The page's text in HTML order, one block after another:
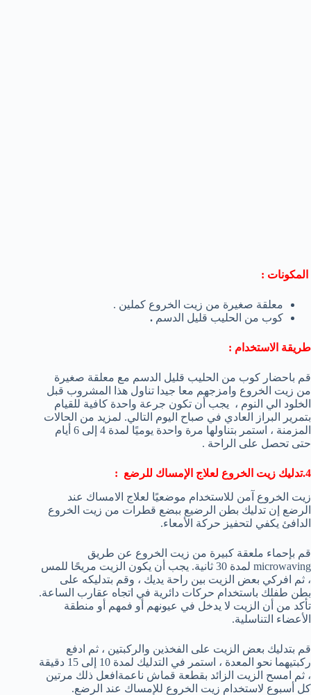
المكونات :
معلقة صغيرة من زيت الخروع كملين .
كوب من الحليب قليل الدسم .
طريقة الاستخدام :
قم باحضار كوب من الحليب قليل الدسم مع معلقة صغيرة
من زيت الخروع وامزجهم معا جيدا تناول هذا المشروب قبل
الخلود الي النوم ، يجب أن تكون جرعة واحدة كافية للقيام
بتمرير البراز العادي في صباح اليوم التالي. لمزيد من الحالات
المزمنة ، استمر بتناولها مرة واحدة يوميًا لمدة 4 إلى 6 أيام
حتى تحصل على الراحة .
4.تدليك زيت الخروع لعلاج الإمساك للرضع :
زيت الخروع آمن للاستخدام موضعيًا لعلاج الامساك عند
الرضع إن تدليك بطن الرضيع ببضع قطرات من زيت الخروع
الدافئ يكفي لتحفيز حركة الأمعاء.
قم بإحماء ملعقة كبيرة من زيت الخروع عن طريق
microwaving لمدة 30 ثانية. يجب أن يكون الزيت مريحًا للمس
، ثم افركي بعض الزيت بين راحة يديك ، وقم بتدليكه على
بطن طفلك باستخدام حركات دائرية في اتجاه عقارب الساعة.
تأكد من أن الزيت لا يدخل في عيونهم أو فمهم أو منطقة
الأعضاء التناسلية.
قم بتدليك بعض الزيت على الفخذين والركبتين ، ثم ادفع
ركبتيهما نحو المعدة ، استمر في التدليك لمدة 10 إلى 15 دقيقة
، ثم امسح الزيت الزائد بقطعة قماش ناعمةافعل ذلك مرتين
كل أسبوع لاستخدام زيت الخروع للإمساك عند الرضع.